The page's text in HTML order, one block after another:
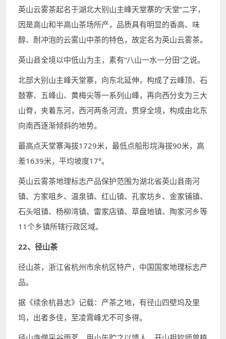
英山云雾茶起名于湖北大别山主峰天堂寨的“天堂”二字，
因是高山和半高山茶场所产，品质具有明显的香高、味
醇、耐冲泡的云雾山中茶的特色，故定名为英山云雾茶。
英山县全境以中低山为主，素有“八山一水一分田”之说。
北部大别山主峰天堂寨，向东北延伸，构成了云峰顶、石
鼓寨、五峰山、黄梅尖等一系列山峰，再向西分支为三大
山脊，夹着东河，西河两条河流，贯穿全境，构成由北东
向南西逐渐倾斜的地势。
最高点天堂寨海拔1729米，最低点船形垸海拔90米，高
差1639米，平均坡度17°。
英山云雾茶地理标志产品保护范围为湖北省英山县南河
镇、方家咀乡、温泉镇、红山镇、孔家坊乡、金家铺镇、
石头咀镇、杨柳湾镇、雷家店镇、草盘地镇、陶家河乡等
11个乡镇所辖行政区域。
22、径山茶
径山茶，浙江省杭州市余杭区特产，中国国家地理标志产
品。
据《续余杭县志》记载：产茶之地，有径山四壁坞及里
坞，出者多佳，至凌霄峰尤不可多得。